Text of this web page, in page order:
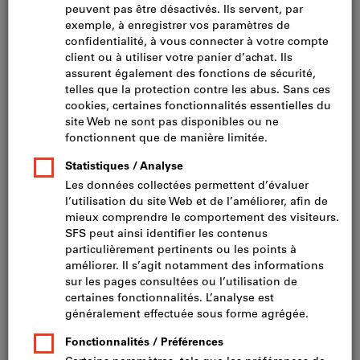
Cliquer pour agrandir l’image